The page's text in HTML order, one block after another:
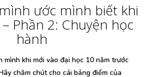
ước mình biết khi
Phần 2: Chuyện học
hành
mình khi mới vào đại học 10 năm trước
chăm chút cho cái bảng điểm của